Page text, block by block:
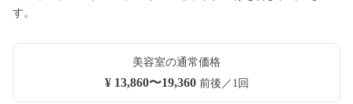
す。
美容室の通常価格
¥ 13,860〜19,360前後／1回